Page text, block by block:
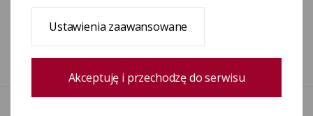
1
Ustawienia zaawansowane
Akceptuję i przechodzę do serwisu